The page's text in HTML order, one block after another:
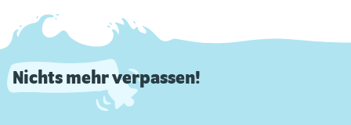
Nichts mehr verpassen!